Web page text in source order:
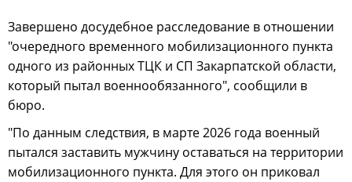
Завершено досудебное расследование в отношении
"очередного временного мобилизационного пункта
одного из районных ТЦК и СП Закарпатской области,
который пытал военнообязанного", сообщили в
бюро.
"По данным следствия, в марте 2026 года военный
пытался заставить мужчину оставаться на территории
мобилизационного пункта. Для этого он приковал